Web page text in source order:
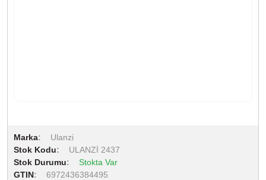
Marka
Ulanzi
Stok Kodu
ULANZİ 2437
Stok Durumu
Stokta Var
GTIN
6972436384495